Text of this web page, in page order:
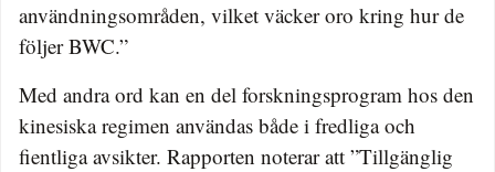
användningsområden, vilket väcker oro kring hur de
följer BWC.”
Med andra ord kan en del forskningsprogram hos den
kinesiska regimen användas både i fredliga och
fientliga avsikter. Rapporten noterar att ”Tillgänglig